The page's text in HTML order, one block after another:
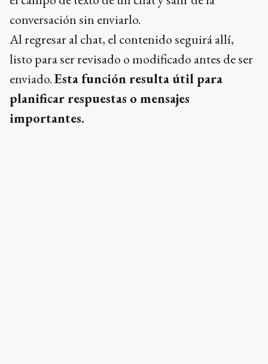
conversación sin enviarlo.
Al regresar al chat, el contenido seguirá allí,
listo para ser revisado o modificado antes de ser
enviado.Esta función resulta útil para
planificar respuestas o mensajes
importantes.